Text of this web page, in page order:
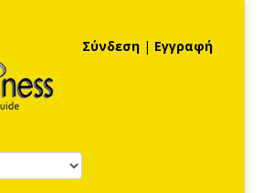
Σύνδεση | Εγγραφή